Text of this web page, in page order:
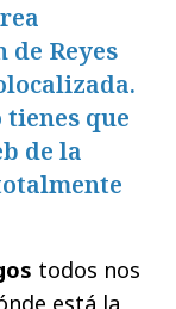
de Reyes
que
de la
todos nos
está la